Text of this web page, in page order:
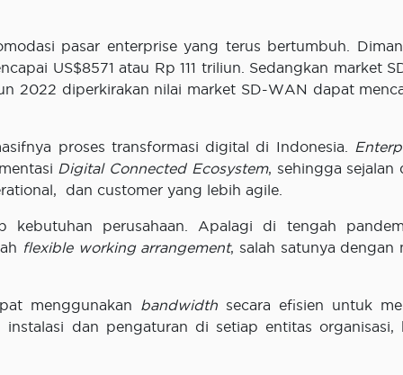
pasar enterprise yang terus bertumbuh.
US$8571 atau Rp 111 triliun. Sedangkan market
2022 diperkirakan nilai market SD-WAN dapat
proses transformasi digital di Indonesia.
Digital Connected Ecosystem, sehingga sejalan
dan customer yang lebih agile.
kebutuhan perusahaan. Apalagi di tengah
flexible working arrangement, salah satunya dengan
menggunakan bandwidth secara efisien untuk
dan pengaturan di setiap entitas organisasi,